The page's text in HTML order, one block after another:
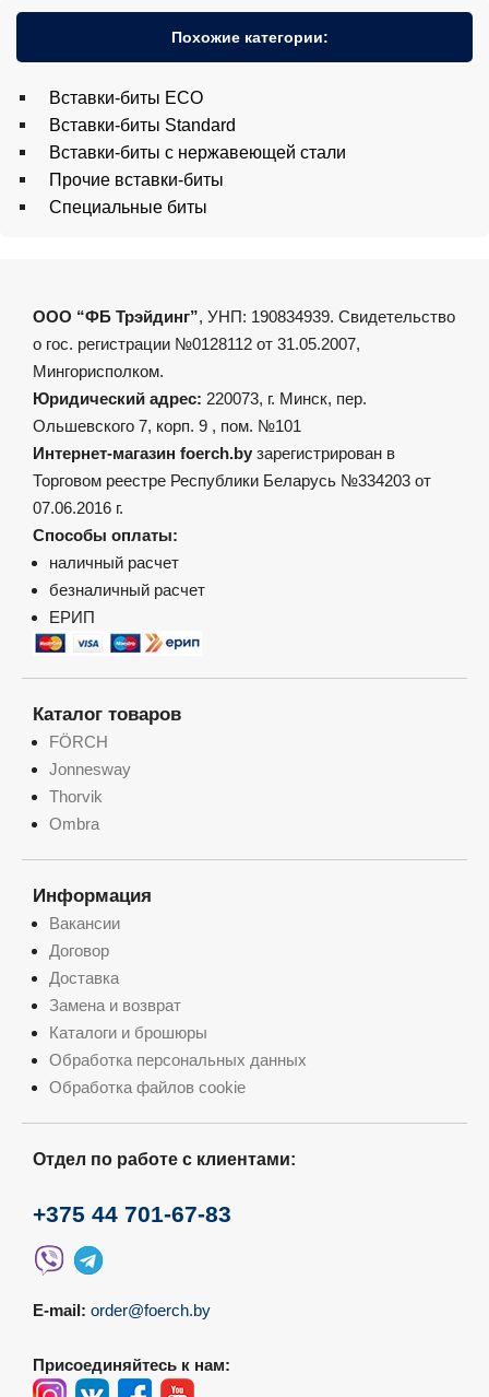
Похожие категории:
Вставки-биты ECO
Вставки-биты Standard
Вставки-биты с нержавеющей стали
Прочие вставки-биты
Специальные биты
ООО “ФБ Трэйдинг”, УНП: 190834939. Свидетельство
о гос. регистрации №0128112 от 31.05.2007,
Мингорисполком.
Юридический адрес: 220073, г. Минск, пер.
Ольшевского 7, корп. 9 , пом. №101
Интернет-магазин foerch.by зарегистрирован в
Торговом реестре Республики Беларусь №334203 от
07.06.2016 г.
Способы оплаты:
наличный расчет
безналичный расчет
ЕРИП
Каталог товаров
FÖRCH
Jonnesway
Thorvik
Ombra
Информация
Вакансии
Договор
Доставка
Замена и возврат
Каталоги и брошюры
Обработка персональных данных
Обработка файлов cookie
Отдел по работе с клиентами:
+375 44 701-67-83
E-mail: order@foerch.by
Присоединяйтесь к нам: